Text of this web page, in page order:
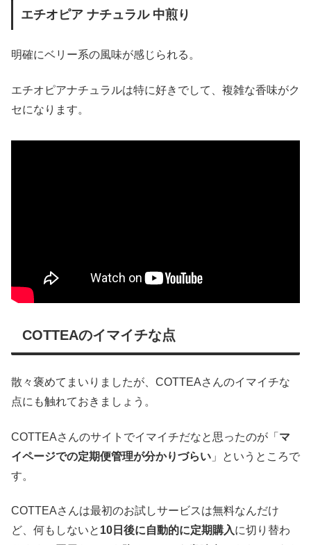
エチオピア ナチュラル 中煎り
明確にベリー系の風味が感じられる。
エチオピアナチュラルは特に好きでして、複雑な香味がク
セになります。
COTTEAのイマイチな点
散々褒めてまいりましたが、COTTEAさんのイマイチな
点にも触れておきましょう。
COTTEAさんのサイトでイマイチだなと思ったのが「 マ
イページでの定期便管理が分かりづらい 」というところで
す。
COTTEAさんは最初のお試しサービスは無料なんだけ
ど、何もしないと 10日後に自動的に定期購入に切り替わ